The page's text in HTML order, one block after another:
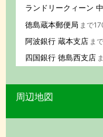
ランドリークィーン
徳島蔵本郵便局 まで
阿波銀行 蔵本支店 ま
四国銀行 徳島西支店
周辺地図